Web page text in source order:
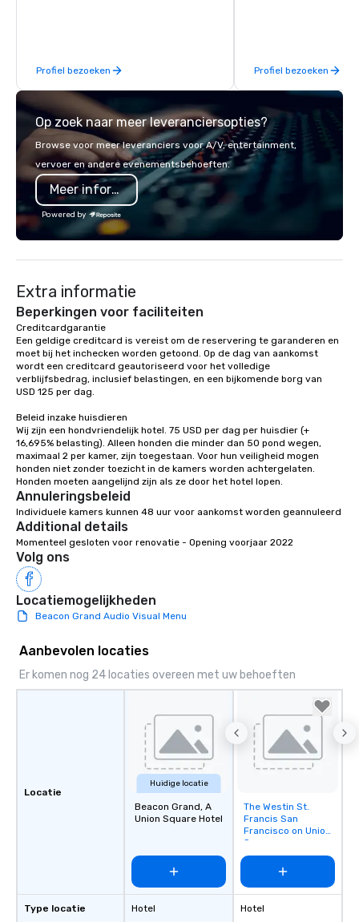
day hikes we provide luxury self-
guided inn-to-in walking vacations
from the gateway City of San
Francisco to the California wine
country with a focus on superb hiking,
lodging, food and wine. We also have
a Monterey Bay Trek.
Profiel bezoeken Profiel bezoeken
Op zoek naar meer leveranciersopties?
Browse voor meer leveranciers voor A/V, entertainment,
vervoer en andere evenementsbehoeften.
Meer informatie
Powered by
Extra informatie
Beperkingen voor faciliteiten
Creditcardgarantie
Een geldige creditcard is vereist om de reservering te garanderen en
moet bij het inchecken worden getoond. Op de dag van aankomst
wordt een creditcard geautoriseerd voor het volledige
verblijfsbedrag, inclusief belastingen, en een bijkomende borg van
USD 125 per dag.
Beleid inzake huisdieren
Wij zijn een hondvriendelijk hotel. 75 USD per dag per huisdier (+
16,695% belasting). Alleen honden die minder dan 50 pond wegen,
maximaal 2 per kamer, zijn toegestaan. Voor hun veiligheid mogen
honden niet zonder toezicht in de kamers worden achtergelaten.
Annuleringsbeleid
Individuele kamers kunnen 48 uur voor aankomst worden geannuleerd
Additional details
Momenteel gesloten voor renovatie - Opening voorjaar 2022
Volg ons
Locatiemogelijkheden
Beacon Grand Audio Visual Menu
Aanbevolen locaties
Er komen nog 24 locaties overeen met uw behoeften
Locatie
Type locatie
Huidige locatie
Beacon Grand, A
Union Square Hotel
Hotel
Removed from
favorites
The Westin St.
Francis San
Francisco on Union
Square
Hotel